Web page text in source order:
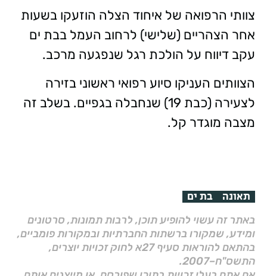
צוותי הרפואה של איחוד הצלה הוזעקו בשעות
אחר הצהריים (שלישי) לרחוב העמל בבת ים
עקב דיווח על הולכת רגל שנפגעה מרכב.
הצוותים העניקו סיוע רפואי ראשוני בזירה
לצעירה (כבת 19) שנחבלה בגפיים. בשלב זה
מצבה מוגדר קל.
תאונה בת ים
באתר זה עשוי להופיע תוכן, לרבות תמונות, סרטונים
ומידע, שמקורו ברשתות החברתיות ובמקורות פומביים,
בהתאם להוראות סעיף 27א לחוק זכויות יוצרים,
התשס"ח–2007.